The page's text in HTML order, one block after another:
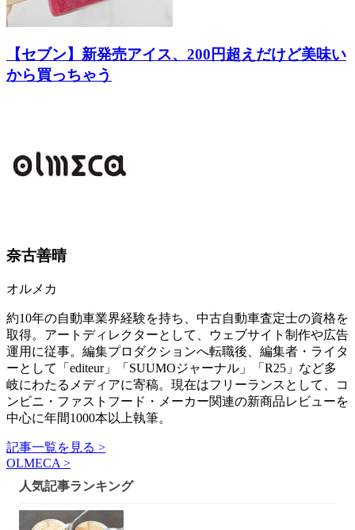
【セブン】新発売アイス、200円超えだけど美味い
から買っちゃう
奈古善晴
オルメカ
約10年の自動車業界経験を持ち、中古自動車査定士の資格を
取得。アートディレクターとして、ウェブサイト制作や広告
運用に従事。編集プロダクションへ転職後、編集者・ライタ
ーとして「editeur」「SUUMOジャーナル」「R25」など多
岐にわたるメディアに寄稿。現在はフリーランスとして、コ
ンビニ・ファストフード・メーカー関連の新商品レビューを
中心に年間1000本以上執筆。
記事一覧を見る >
OLMECA >
人気記事ランキング